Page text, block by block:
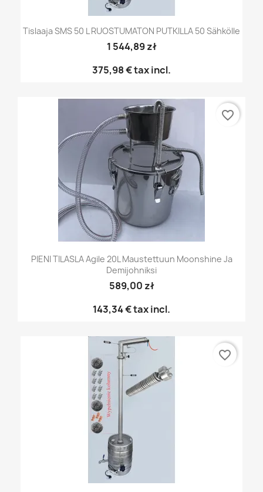
Tislaaja SMS 50 L RUOSTUMATON PUTKILLA 50 Sähkölle
1 544,89 zł
375,98 €tax incl.
PIENI TILASLA Agile 20L Maustettuun Moonshine Ja
Demijohniksi
589,00 zł
143,34 €tax incl.
favorite_border
favorite_border